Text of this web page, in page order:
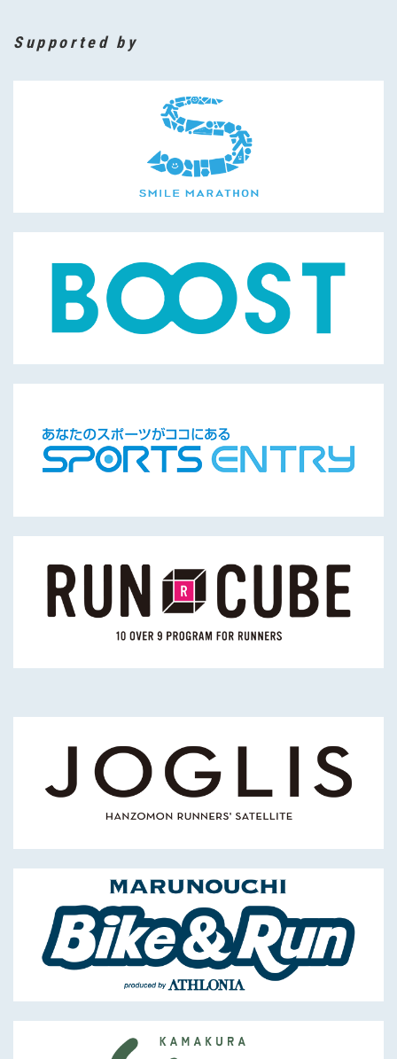
Supported by